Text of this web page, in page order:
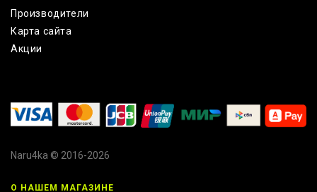
Производители
Карта сайта
Акции
Naru4ka © 2016-2026
О НАШЕМ МАГАЗИНЕ